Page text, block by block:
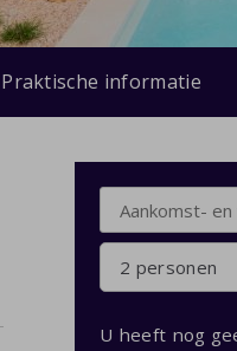
Praktische informatie
2 personen
U heeft nog